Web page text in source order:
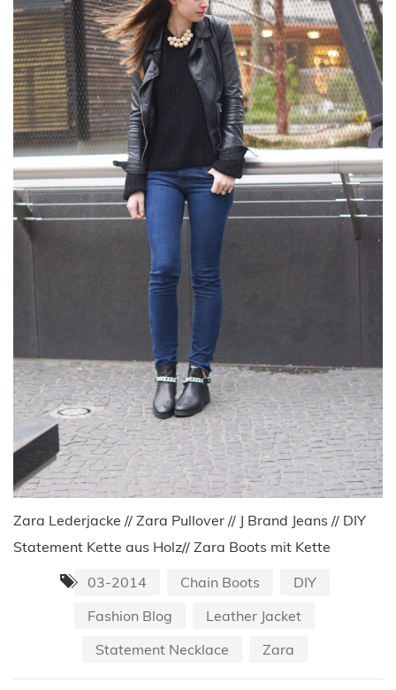
Zara Lederjacke // Zara Pullover // J Brand Jeans // DIY
Statement Kette aus Holz// Zara Boots mit Kette
03-2014
Chain Boots
DIY
Fashion Blog
Leather Jacket
Statement Necklace
Zara